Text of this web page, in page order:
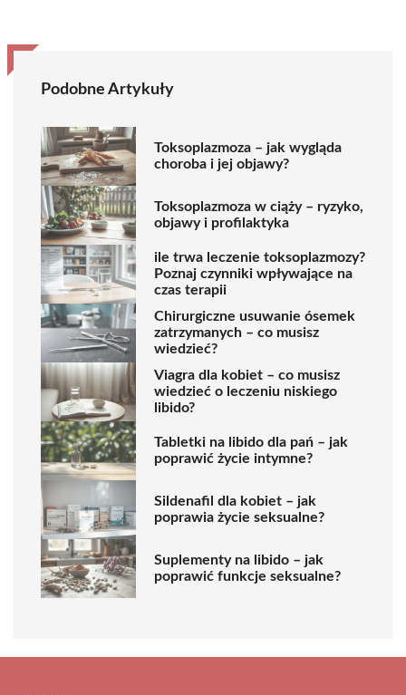
Podobne Artykuły
Toksoplazmoza – jak wygląda
choroba i jej objawy?
Toksoplazmoza w ciąży – ryzyko,
objawy i profilaktyka
ile trwa leczenie toksoplazmozy?
Poznaj czynniki wpływające na
czas terapii
Chirurgiczne usuwanie ósemek
zatrzymanych – co musisz
wiedzieć?
Viagra dla kobiet – co musisz
wiedzieć o leczeniu niskiego
libido?
Tabletki na libido dla pań – jak
poprawić życie intymne?
Sildenafil dla kobiet – jak
poprawia życie seksualne?
Suplementy na libido – jak
poprawić funkcje seksualne?